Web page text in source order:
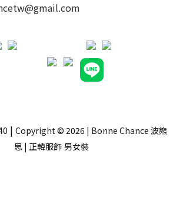
| Copyright © 2026 | Bonne Chance 波熊
思 | 正韓服飾 男女裝